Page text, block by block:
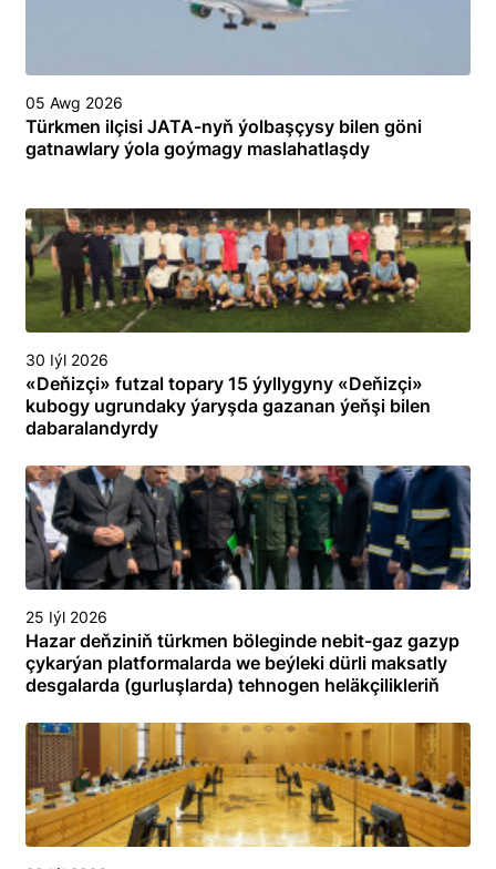
05 Awg 2026
Türkmen ilçisi JATA-nyň ýolbaşçysy bilen göni
gatnawlary ýola goýmagy maslahatlaşdy
30 Iýl 2026
«Deňizçi» futzal topary 15 ýyllygyny «Deňizçi»
kubogy ugrundaky ýaryşda gazanan ýeňşi bilen
dabaralandyrdy
25 Iýl 2026
Hazar deňziniň türkmen böleginde nebit-gaz gazyp
çykarýan platformalarda we beýleki dürli maksatly
desgalarda (gurluşlarda) tehnogen heläkçilikleriň
toplumlaýyn türgenleşik okuwy